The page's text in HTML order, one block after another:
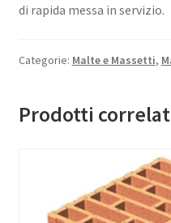
di rapida messa in servizio.
Categorie: Malte e Massetti,
Prodotti